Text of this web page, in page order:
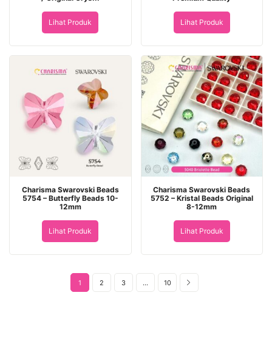
Lihat Produk Lihat Produk
Charisma Swarovski Beads
5754 – Butterfly Beads 10-
12mm
Lihat Produk
Charisma Swarovski Beads
5752 – Kristal Beads Original
8-12mm
Lihat Produk
1 2 3 … 10